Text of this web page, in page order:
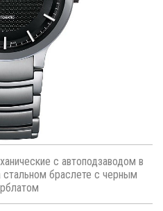
с автоподзаводом в
браслете с черным